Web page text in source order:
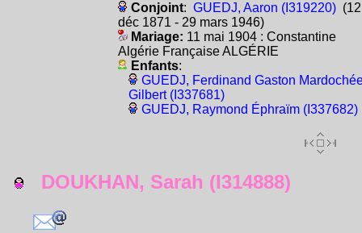
Conjoint: GUEDJ, Aaron (I319220)(12
déc 1871 - 29 mars 1946)
Mariage: 11 mai 1904 : Constantine
Algérie Française ALGÉRIE
Enfants:
GUEDJ, Ferdinand Gaston
Gilbert (I337681)
GUEDJ, Raymond Éphraïm (I337682)
DOUKHAN, Sarah (I314888)